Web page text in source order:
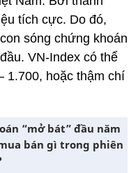
tích cực. Do đó,
sóng chứng khoán
VN-Index có thể
1.700, hoặc thậm chí
“mở bát” đầu năm
bán gì trong phiên